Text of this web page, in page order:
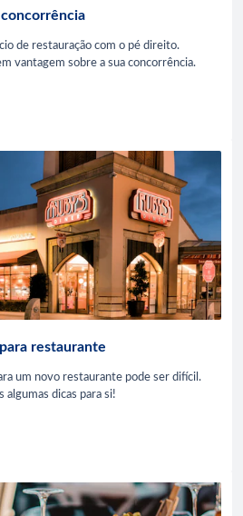
de restauração com o pé direito.
vantagem sobre a sua concorrência.
restaurante
um novo restaurante pode ser difícil.
algumas dicas para si!